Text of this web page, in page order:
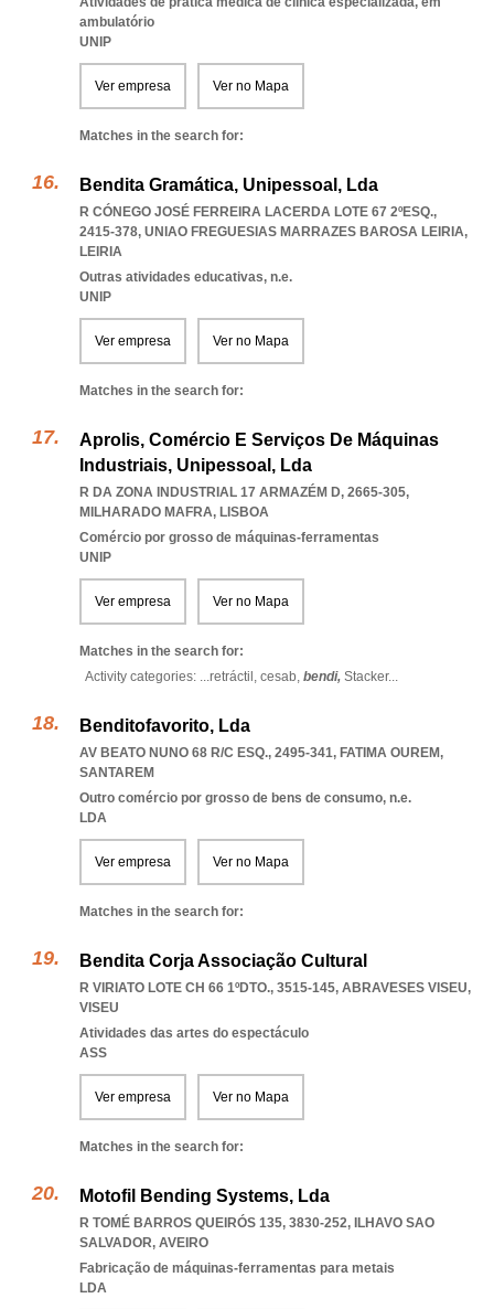
ambulatório
UNIP
Ver empresa Ver no Mapa
Matches in the search for:
Bendita Gramática, Unipessoal, Lda
R CÓNEGO JOSÉ FERREIRA LACERDA LOTE 67 2ºESQ.,
2415-378, UNIAO FREGUESIAS MARRAZES BAROSA LEIRIA,
LEIRIA
Outras atividades educativas, n.e.
UNIP
Ver empresa Ver no Mapa
Matches in the search for:
Aprolis, Comércio E Serviços De Máquinas
Industriais, Unipessoal, Lda
R DA ZONA INDUSTRIAL 17 ARMAZÉM D, 2665-305,
MILHARADO MAFRA, LISBOA
Comércio por grosso de máquinas-ferramentas
UNIP
Ver empresa Ver no Mapa
Matches in the search for:
Activity categories: ...retráctil, cesab, bendi, Stacker...
Benditofavorito, Lda
AV BEATO NUNO 68 R/C ESQ., 2495-341, FATIMA OUREM,
SANTAREM
Outro comércio por grosso de bens de consumo, n.e.
LDA
Ver empresa Ver no Mapa
Matches in the search for:
Bendita Corja Associação Cultural
R VIRIATO LOTE CH 66 1ºDTO., 3515-145, ABRAVESES VISEU,
VISEU
Atividades das artes do espectáculo
ASS
Ver empresa Ver no Mapa
Matches in the search for:
Motofil Bending Systems, Lda
R TOMÉ BARROS QUEIRÓS 135, 3830-252, ILHAVO SAO
SALVADOR, AVEIRO
Fabricação de máquinas-ferramentas para metais
LDA